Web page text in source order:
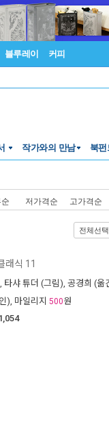
블루레이 커피
작가와의 만남 북펀
저가격순 고가격순
전체선택
래식 11
타샤 튜더 (그림), 공경희 (옮
), 마일리지 500원